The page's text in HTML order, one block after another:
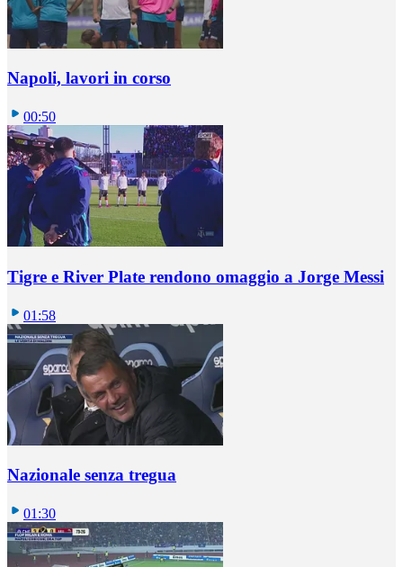
Napoli, lavori in corso
00:50
Tigre e River Plate rendono omaggio a Jorge Messi
01:58
Nazionale senza tregua
01:30